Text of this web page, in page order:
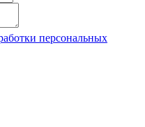
персональных